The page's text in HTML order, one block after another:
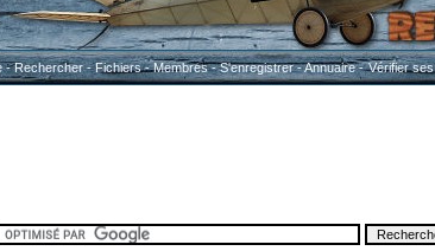
-Rechercher-Fichiers-Membres-S'enregistrer-Annuaire-Vérifier